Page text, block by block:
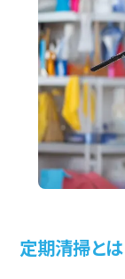
定期清掃とは